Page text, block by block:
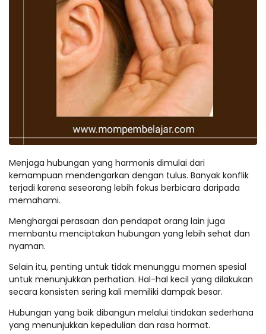
Menjaga hubungan yang harmonis dimulai dari
kemampuan mendengarkan dengan tulus. Banyak konflik
terjadi karena seseorang lebih fokus berbicara daripada
memahami.
Menghargai perasaan dan pendapat orang lain juga
membantu menciptakan hubungan yang lebih sehat dan
nyaman.
Selain itu, penting untuk tidak menunggu momen spesial
untuk menunjukkan perhatian. Hal-hal kecil yang dilakukan
secara konsisten sering kali memiliki dampak besar.
Hubungan yang baik dibangun melalui tindakan sederhana
yang menunjukkan kepedulian dan rasa hormat.